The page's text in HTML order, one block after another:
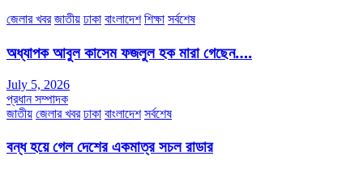
জেলার খবর জাতীয় ঢাকা বাংলাদেশ শিক্ষা সর্বশেষ
অধ্যাপক আবুল কাসেম ফজলুল হক মারা গেছেন….
July 5, 2026
প্রধান সম্পাদক
জাতীয় জেলার খবর ঢাকা বাংলাদেশ সর্বশেষ
বন্ধ হয়ে গেল দেশের একমাত্র সচল রাডার